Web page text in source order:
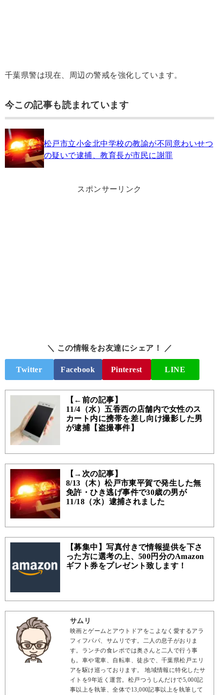
千葉県警は現在、周辺の警戒を強化しています。
今この記事も読まれています
松戸市立小金北中学校の教諭が不同意わいせつ
の疑いで逮捕、教育長が市民に謝罪
スポンサーリンク
＼ この情報をお友達にシェア！ ／
Twitter Facebook Pinterest LINE
【←前の記事】
11/4（水）五香西の店舗内で女性のス
カート内に携帯を差し向け撮影した男
が逮捕【盗撮事件】
【→次の記事】
8/13（木）松戸市東平賀で発生した無
免許・ひき逃げ事件で30歳の男が
11/18（水）逮捕されました
【募集中】写真付きで情報提供を下さ
った方に選考の上、500円分のAmazon
ギフト券をプレゼント致します！
サムリ
映画とゲームとアウトドアをこよなく愛するアラ
フィフパパ、サムリです。二人の息子がおりま
す。ランチの食レポでは奥さんと二人で行う事
も。車や電車、自転車、徒歩で、千葉県松戸エリ
アを駆け巡っております。 地域情報に特化したサ
イトを9年近く運営。松戸つうしんだけで5,000記
事以上を執筆、全体で13,000記事以上を執筆して